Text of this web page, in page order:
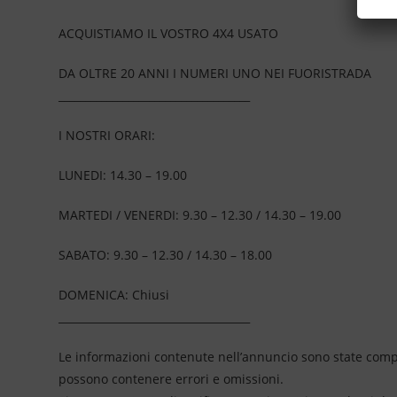
ACQUISTIAMO IL VOSTRO 4X4 USATO
DA OLTRE 20 ANNI I NUMERI UNO NEI FUORISTRADA
I NOSTRI ORARI:
LUNEDI: 14.30 – 19.00
MARTEDI / VENERDI: 9.30 – 12.30 / 14.30 – 19.00
SABATO: 9.30 – 12.30 / 14.30 – 18.00
DOMENICA: Chiusi
Le informazioni contenute nell’annuncio sono state
possono contenere errori e omissioni.